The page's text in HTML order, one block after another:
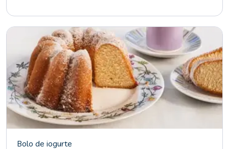
Bolo de iogurte